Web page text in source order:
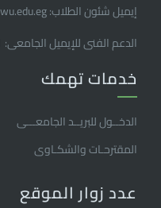
إيميل شئون الطلاب: vde@agr.aswu.edu.eg
الدعم الفنى للإيميل الجامعى:
خدمات تهمك
الدخــول للبريــد الجامعـــى
المقترحـات والشكـاوى
عدد زوار الموقع